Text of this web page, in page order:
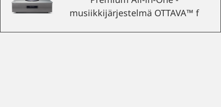
musiikkijärjestelmä OTTAVA™ f